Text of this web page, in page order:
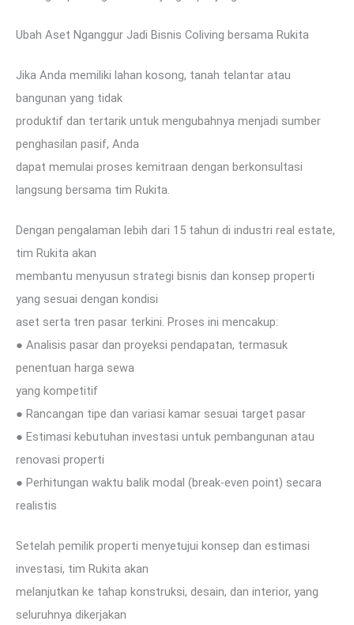
Ubah Aset Nganggur Jadi Bisnis Coliving bersama Rukita
Jika Anda memiliki lahan kosong, tanah telantar atau
bangunan yang tidak
produktif dan tertarik untuk mengubahnya menjadi sumber
penghasilan pasif, Anda
dapat memulai proses kemitraan dengan berkonsultasi
langsung bersama tim Rukita.
Dengan pengalaman lebih dari 15 tahun di industri real estate,
tim Rukita akan
membantu menyusun strategi bisnis dan konsep properti
yang sesuai dengan kondisi
aset serta tren pasar terkini. Proses ini mencakup:
● Analisis pasar dan proyeksi pendapatan, termasuk
penentuan harga sewa
yang kompetitif
● Rancangan tipe dan variasi kamar sesuai target pasar
● Estimasi kebutuhan investasi untuk pembangunan atau
renovasi properti
● Perhitungan waktu balik modal (break-even point) secara
realistis
Setelah pemilik properti menyetujui konsep dan estimasi
investasi, tim Rukita akan
melanjutkan ke tahap konstruksi, desain, dan interior, yang
seluruhnya dikerjakan